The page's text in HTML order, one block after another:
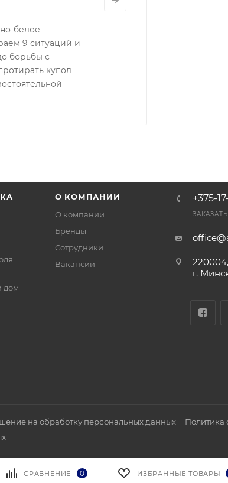
белое
9 ситуаций и
борьбы с
купол
дом
О КОМПАНИИ
О компании
Бренды
Сотрудники
Вакансии
+375-
г.
на обработку персональных данных
Политика
СРАВНЕНИЕ 0 ИЗБРАННЫЕ ТОВАРЫ